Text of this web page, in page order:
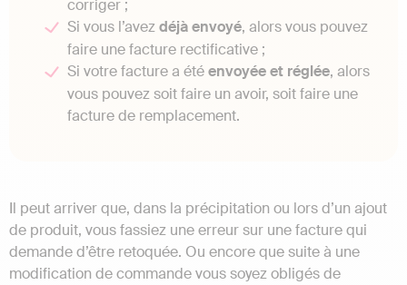
corriger ;
Si vous l’avezdéjà envoyé, alors vous pouvez
faire une facture rectificative ;
Si votre facture a étéenvoyée et réglée, alors
vous pouvez soit faire un avoir, soit faire une
facture de remplacement.
Il peut arriver que, dans la précipitation ou lors d’un ajout
de produit, vous fassiez une erreur sur une facture qui
demande d’être retoquée. Ou encore que suite à une
modification de commande vous soyez obligés de